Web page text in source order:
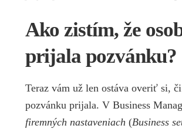
Ako zistím, že
prijala pozvánku?
Teraz vám už len ostáva overiť si, či
pozvánku prijala. V Business
firemných nastaveniach (Business